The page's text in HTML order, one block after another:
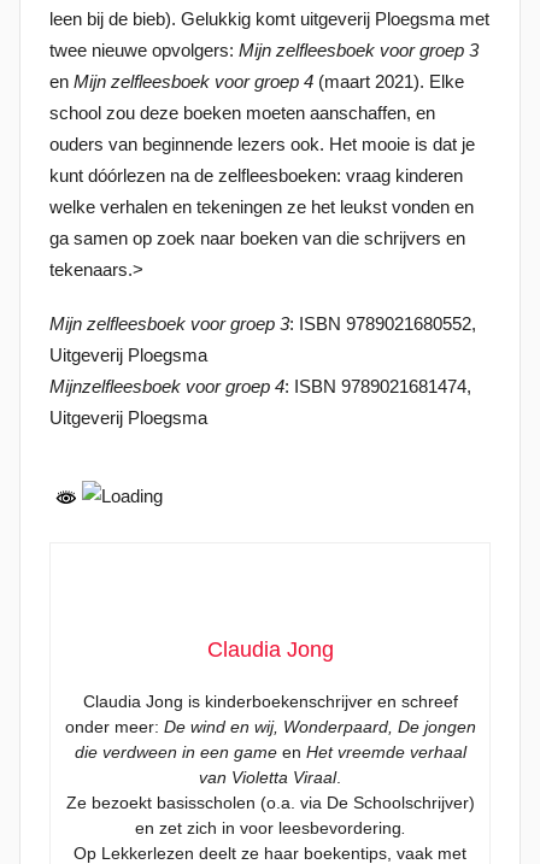
a
r
i
2
0
2
1
leen bij de bieb). Gelukkig komt uitgeverij Ploegsma met
twee nieuwe opvolgers: Mijn zelfleesboek voor groep 3
en Mijn zelfleesboek voorgroep 4 (maart 2021). Elke
school zou deze boeken moeten aanschaffen, en
ouders van beginnende lezers ook. Het mooie is dat je
kunt dóórlezen na de zelfleesboeken: vraag kinderen
welke verhalen en tekeningen ze het leukst vonden en
ga samen op zoek naar boeken van die schrijvers en
tekenaars.>
Mijn zelfleesboek voor groep 3: ISBN 9789021680552,
Uitgeverij Ploegsma
Mijnzelfleesboek voor groep 4: ISBN 9789021681474,
Uitgeverij Ploegsma
Claudia Jong
Claudia Jong is kinderboekenschrijver en schreef
onder meer: De wind en wij, Wonderpaard, De jongen
die verdween in een gameen Het vreemde verhaal
van Violetta Viraal.
Ze bezoekt basisscholen (o.a. via De Schoolschrijver)
en zet zich in voor leesbevordering
Op Lekkerlezen deelt ze haar boekentips, vaak met